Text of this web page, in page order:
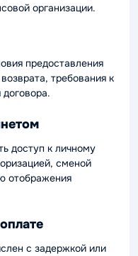
организации.
предоставления
требования к
доступ к личному
сменой
отображения
с задержкой или